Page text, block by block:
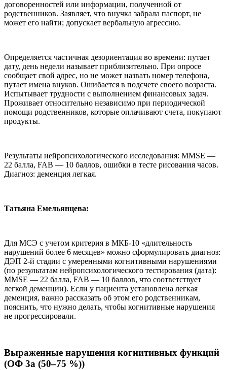
договоренностей или информации, полученной от
родственников. Заявляет, что внучка забрала паспорт, не
может его найти; допускает вербальную агрессию.
Определяется частичная дезориентация во времени: путает
дату, день недели называет приблизительно. При опросе
сообщает свой адрес, но не может назвать номер телефона,
путает имена внуков. Ошибается в подсчете своего возраста.
Испытывает трудности с выполнением финансовых задач.
Проживает относительно независимо при периодической
помощи родственников, которые оплачивают счета, покупают
продукты.
Результаты нейропсихологического исследования: MMSE —
22 балла, FAB — 10 баллов, ошибки в тесте рисования часов.
Диагноз: деменция легкая.
Татьяна Емельянцева:
Для МСЭ с учетом критерия в МКБ-10 «длительность
нарушений более 6 месяцев» можно сформулировать диагноз:
ДЭП 2-й стадии с умеренными когнитивными нарушениями
(по результатам нейропсихологического тестирования (дата):
MMSE — 22 балла, FAB — 10 баллов, что соответствует
легкой деменции). Если у пациента установлена легкая
деменция, важно рассказать об этом его родственникам,
пояснить, что нужно делать, чтобы когнитивные нарушения
не прогрессировали.
Выраженные нарушения когнитивных функций
(ОФ 3а (50–75 %))